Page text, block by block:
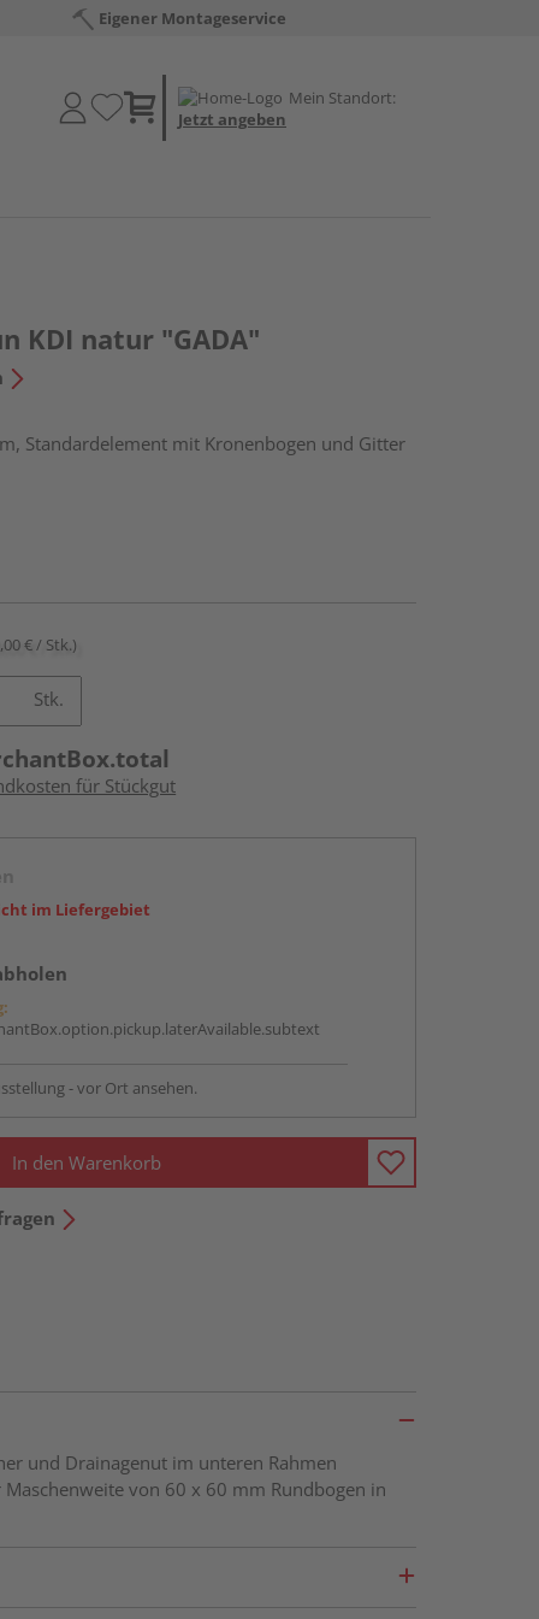
Eigener Montageservice
Mein Standort:
Jetzt angeben
KDI natur "GADA"
Standardelement mit Kronenbogen und Gitter
€ / Stk.)
Stk.
für Stückgut
im Liefergebiet
- vor Ort ansehen.
In den Warenkorb
und Drainagenut im unteren Rahmen
von 60 x 60 mm Rundbogen in